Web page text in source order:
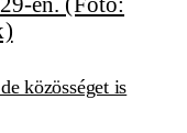
közösséget is